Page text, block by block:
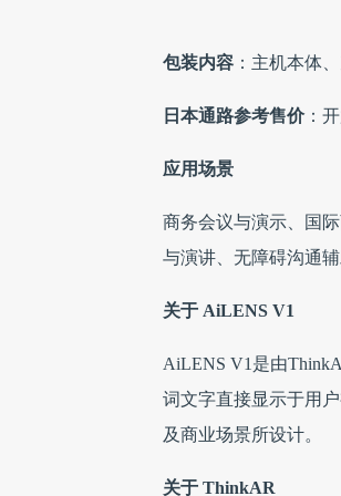
包装内容 ：主机本体
日本通路参考售价：
应用场景
商务会议与演示、国
与演讲、无障碍沟通辅
关于 AiLENS V1
AiLENS V1是由
词文字直接显示于用
及商业场景所设计。
关于 ThinkAR